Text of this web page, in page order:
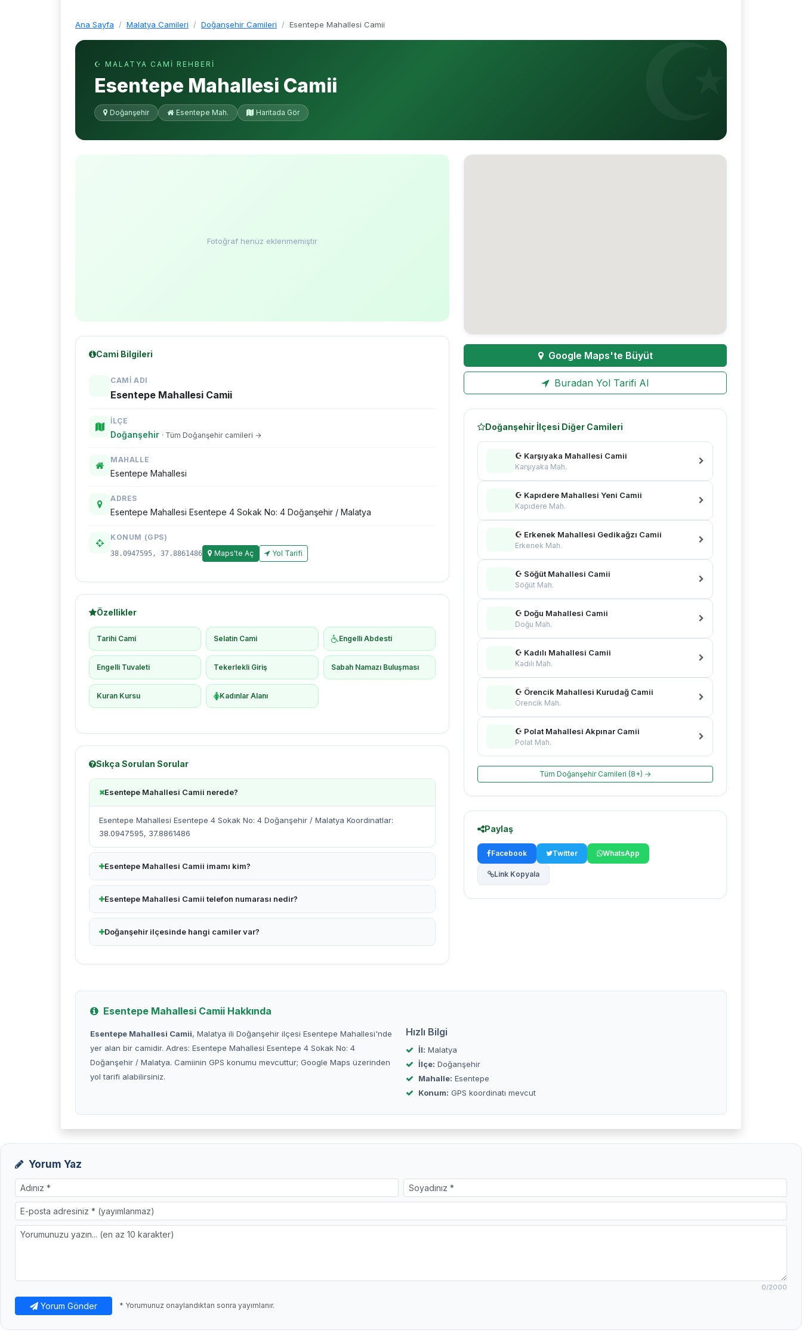
Ana Sayfa Malatya Camileri Doğanşehir Camileri Esentepe Mahallesi Camii
☪ MALATYA CAMI REHBERI
Esentepe Mahallesi Camii
Doğanşehir Esentepe Mah. Haritada Gör
Fotoğraf henüz eklenmemiştir
Cami Bilgileri
CAMI ADI
Esentepe Mahallesi Camii
İLÇE
Doğanşehir · Tüm Doğanşehir camileri →
MAHALLE
Esentepe Mahallesi
ADRES
Esentepe Mahallesi Esentepe 4 Sokak No: 4 Doğanşehir / Malatya
KONUM (GPS)
38.0947595, 37.8861486 Maps'te Aç Yol Tarifi
Özellikler
Tarihi Cami Selatin Cami Engelli Abdesti
Engelli Tuvaleti Tekerlekli Giriş Sabah Namazı Buluşması
Kuran Kursu Kadınlar Alanı
Sıkça Sorulan Sorular
Esentepe Mahallesi Camii nerede?
Esentepe Mahallesi Esentepe 4 Sokak No: 4 Doğanşehir / Malatya Koordinatlar:
38.0947595, 37.8861486
Esentepe Mahallesi Camii imamı kim?
Esentepe Mahallesi Camii telefon numarası nedir?
Doğanşehir ilçesinde hangi camiler var?
Google Maps'te Büyüt
Buradan Yol Tarifi Al
Doğanşehir İlçesi Diğer Camileri
☪ Karşıyaka Mahallesi Camii
Karşıyaka Mah.
☪ Kapıdere Mahallesi Yeni Camii
Kapıdere Mah.
☪ Erkenek Mahallesi Gedikağzı Camii
Erkenek Mah.
☪ Söğüt Mahallesi Camii
Söğüt Mah.
☪ Doğu Mahallesi Camii
Doğu Mah.
☪ Kadılı Mahallesi Camii
Kadılı Mah.
☪ Örencik Mahallesi Kurudağ Camii
Örencik Mah.
☪ Polat Mahallesi Akpınar Camii
Polat Mah.
Tüm Doğanşehir Camileri (8+) →
Paylaş
Facebook Twitter WhatsApp
Link Kopyala
Esentepe Mahallesi Camii Hakkında
Esentepe Mahallesi Camii, Malatya ili Doğanşehir ilçesi Esentepe Mahallesi'nde
yer alan bir camidir. Adres: Esentepe Mahallesi Esentepe 4 Sokak No: 4
Doğanşehir / Malatya. Camiinin GPS konumu mevcuttur; Google Maps üzerinden
yol tarifi alabilirsiniz.
Hızlı Bilgi
İl: Malatya
İlçe: Doğanşehir
Mahalle: Esentepe
Konum: GPS koordinatı mevcut
Yorum Yaz
0/2000
Yorum Gönder * Yorumunuz onaylandıktan sonra yayımlanır.